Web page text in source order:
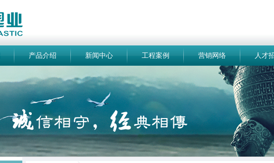
产品介绍 新闻中心 工程案例 营销网络 人才